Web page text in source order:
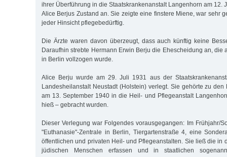
ihrer Überführung in die Staatskrankenanstalt Langenhorn am 12.
Alice Berjus Zustand an. Sie zeigte eine finstere Miene, war sehr
jeder Hinsicht pflegebedürftig.
Die Ärzte waren davon überzeugt, dass auch künftig keine
Daraufhin strebte Hermann Erwin Berju die Ehescheidung an, die
in Berlin vollzogen wurde.
Alice Berju wurde am 29. Juli 1931 aus der
Landesheilanstalt Neustadt (Holstein) verlegt. Sie gehörte zu
am 13. September 1940 in die Heil- und Pflegeanstalt
hieß – gebracht wurden.
Dieser Verlegung war Folgendes vorausgegangen: Im Frühjahr/
"Euthanasie"-Zentrale in Berlin, Tiergartenstraße 4, eine
öffentlichen und privaten Heil- und Pflegeanstalten. Sie ließ die in
jüdischen Menschen erfassen und in staatlichen